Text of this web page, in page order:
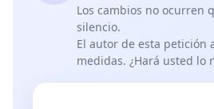
Los cambios no ocurren
silencio.
El autor de esta petición
medidas. ¿Hará usted lo